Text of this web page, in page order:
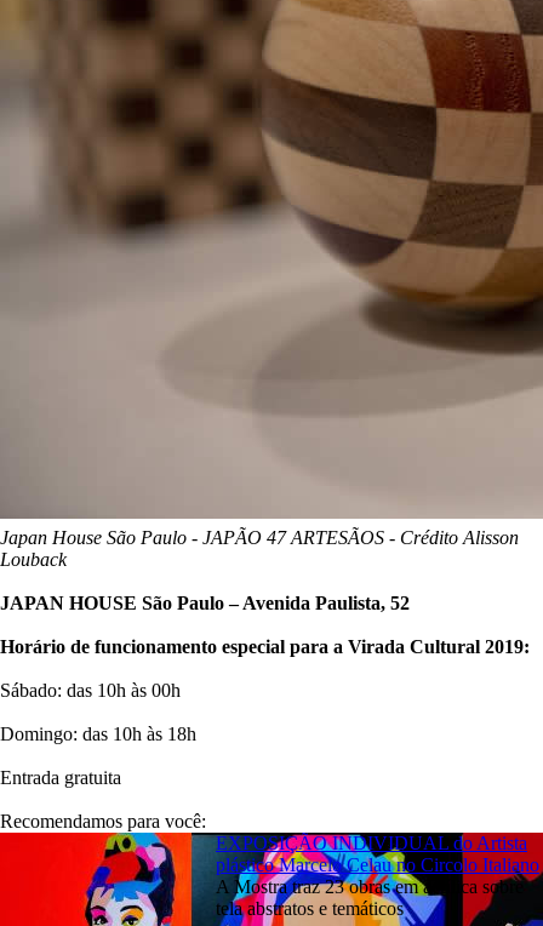
Japan House São Paulo - JAPÃO 47 ARTESÃOS - Crédito Alisson
Louback
JAPAN HOUSE São Paulo – Avenida Paulista, 52
Horário de funcionamento especial para a Virada Cultural 2019:
Sábado: das 10h às 00h
Domingo: das 10h às 18h
Entrada gratuita
Recomendamos para você:
EXPOSIÇÃO INDIVIDUAL do Artista
plástico Marcelo Celau no Circolo Italiano
A Mostra traz 23 obras em acrílica sobre
tela abstratos e temáticos